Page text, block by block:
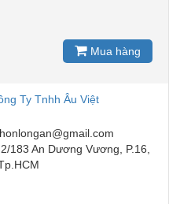
Mua hàng
Ty Tnhh Âu Việt
183 An Dương Vương, P.16,